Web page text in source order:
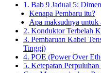
1. Bab 9 Jadual 5:
Kenapa Pembaru itu?
Apa maksudnya untuk
2. Konduktor Terbelah
3. Pembaruan Kabel
Tinggi)
4. POE (Power Over
5. Ketepatan